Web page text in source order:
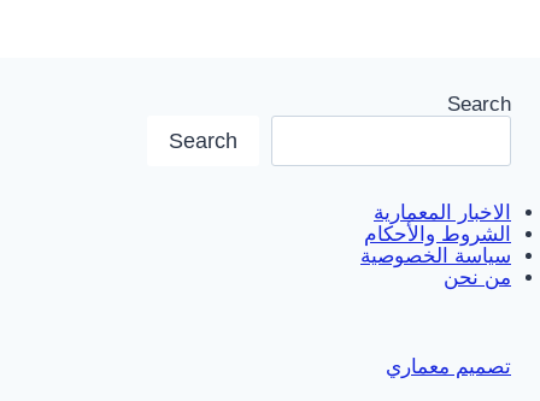
Search
Search
الاخبار المعمارية
الشروط والأحكام
سياسة الخصوصية
من نحن
تصميم معماري